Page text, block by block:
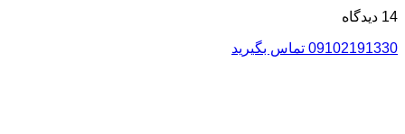
14 دیدگاه
09102191330 تماس بگیرید